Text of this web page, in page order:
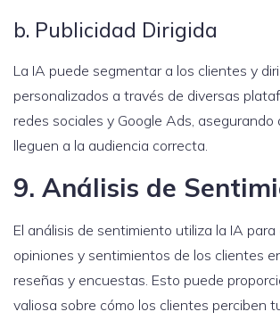
b. Publicidad Dirigida
La IA puede segmentar a los clientes y
personalizados a través de diversas
redes sociales y Google Ads, asegurando
lleguen a la audiencia correcta.
9. Análisis de
El análisis de sentimiento utiliza la IA para
opiniones y sentimientos de los clientes
reseñas y encuestas. Esto puede
valiosa sobre cómo los clientes perciben